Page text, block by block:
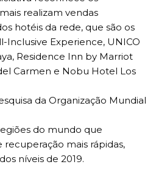
realizam vendas
hotéis da rede, que são os
Inclusive Experience, UNICO
Residence Inn by Marriot
Carmen e Nobu Hotel Los
da Organização Mundial
do mundo que
mais rápidas,
níveis de 2019.